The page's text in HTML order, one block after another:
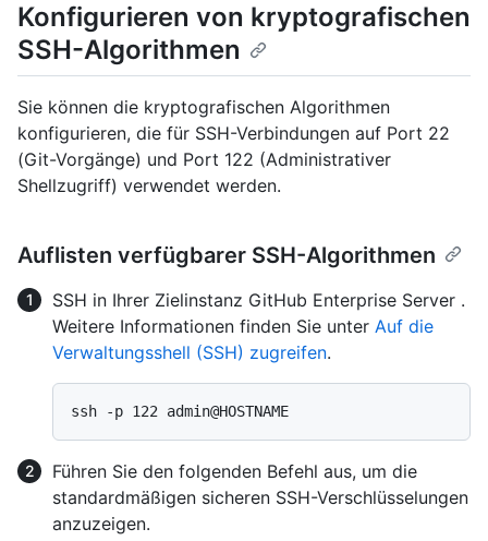
Konfigurieren von kryptografischen
SSH-Algorithmen
Sie können die kryptografischen Algorithmen
konfigurieren, die für SSH-Verbindungen auf Port 22
(Git-Vorgänge) und Port 122 (Administrativer
Shellzugriff) verwendet werden.
Auflisten verfügbarer SSH-Algorithmen
SSH in Ihrer Zielinstanz GitHub Enterprise Server .
Weitere Informationen finden Sie unter Auf die
Verwaltungsshell (SSH) zugreifen.
Führen Sie den folgenden Befehl aus, um die
standardmäßigen sicheren SSH-Verschlüsselungen
anzuzeigen.